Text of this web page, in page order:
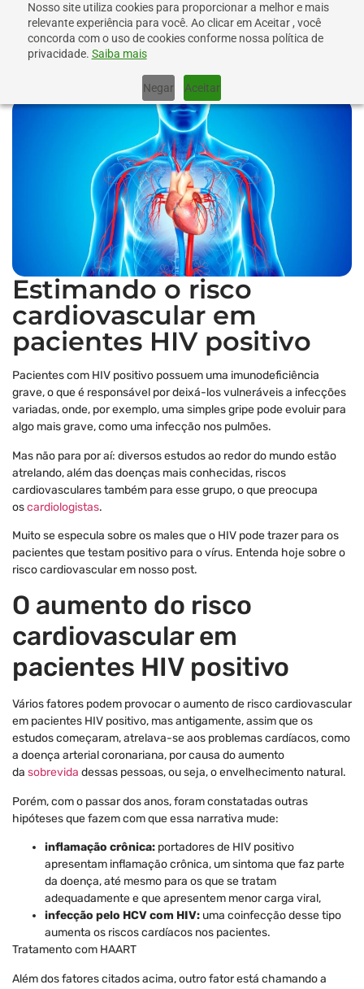
Nosso site utiliza cookies para proporcionar a melhor e mais
relevante experiência para você. Ao clicar em Aceitar , você
concorda com o uso de cookies conforme nossa política de
privacidade. Saiba mais
Negar Aceitar
Estimando o risco
cardiovascular em
pacientes HIV positivo
Pacientes com HIV positivo possuem uma imunodeficiência
grave, o que é responsável por deixá-los vulneráveis a infecções
variadas, onde, por exemplo, uma simples gripe pode evoluir para
algo mais grave, como uma infecção nos pulmões.
Mas não para por aí: diversos estudos ao redor do mundo estão
atrelando, além das doenças mais conhecidas, riscos
cardiovasculares também para esse grupo, o que preocupa
oscardiologistas.
Muito se especula sobre os males que o HIV pode trazer para os
pacientes que testam positivo para o vírus. Entenda hoje sobre o
risco cardiovascular em nosso post.
O aumento do risco
cardiovascular em
pacientes HIV positivo
Vários fatores podem provocar o aumento de risco cardiovascular
em pacientes HIV positivo, mas antigamente, assim que os
estudos começaram, atrelava-se aos problemas cardíacos, como
a doença arterial coronariana, por causa do aumento
da sobrevida dessas pessoas, ou seja, o envelhecimento natural.
Porém, com o passar dos anos, foram constatadas outras
hipóteses que fazem com que essa narrativa mude:
inflamação crônica: portadores de HIV positivo
apresentam inflamação crônica, um sintoma que faz parte
da doença, até mesmo para os que se tratam
adequadamente e que apresentem menor carga viral,
infecção pelo HCV com HIV: uma coinfecção desse tipo
aumenta os riscos cardíacos nos pacientes.
Tratamento com HAART
Além dos fatores citados acima, outro fator está chamando a